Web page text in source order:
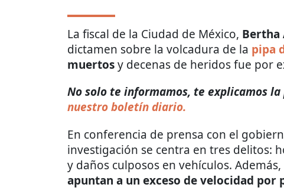
La fiscal de la Ciudad de México, Bertha
dictamen sobre la volcadura de la pipa
muertosy decenas de heridos fue por
No solo te informamos, te explicamos
nuestro boletín diario.
En conferencia de prensa con el
investigación se centra en tres delitos:
y daños culposos en vehículos.
apuntan a un exceso de velocidad por